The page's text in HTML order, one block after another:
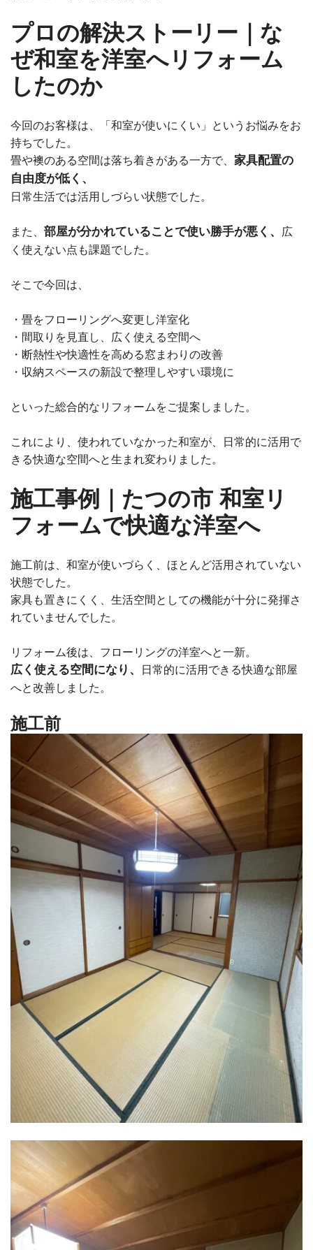
プロの解決ストーリー｜な
ぜ和室を洋室へリフォーム
したのか
今回のお客様は、「和室が使いにくい」というお悩みをお
持ちでした。
畳や襖のある空間は落ち着きがある一方で、 家具配置の
自由度が低く、
日常生活では活用しづらい状態でした。
また、 部屋が分かれていることで使い勝手が悪く、
広
く使えない点も課題でした。
そこで今回は、
・畳をフローリングへ変更し洋室化
・間取りを見直し、広く使える空間へ
・断熱性や快適性を高める窓まわりの改善
・収納スペースの新設で整理しやすい環境に
といった総合的なリフォームをご提案しました。
これにより、使われていなかった和室が、日常的に活用で
きる快適な空間へと生まれ変わりました。
施工事例｜たつの市 和室リ
フォームで快適な洋室へ
施工前は、和室が使いづらく、ほとんど活用されていない
状態でした。
家具も置きにくく、生活空間としての機能が十分に発揮さ
れていませんでした。
リフォーム後は、フローリングの洋室へと一新。
広く使える空間になり、
日常的に活用できる快適な部屋
へと改善しました。
施工前